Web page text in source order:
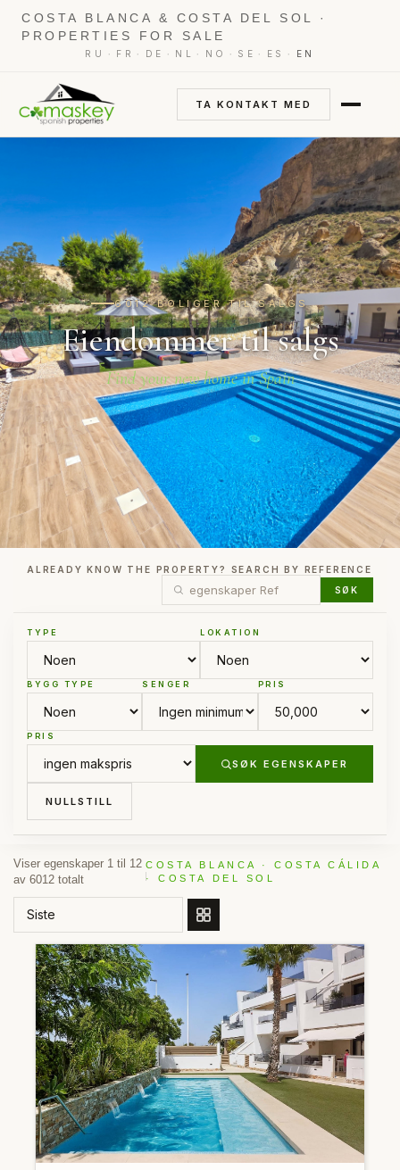
COSTA BLANCA & COSTA DEL SOL ·
PROPERTIES FOR SALE
RU · FR · DE · NL · NO · SE · ES · EN
TA KONTAKT MED
6012 BOLIGER TIL SALGS
Eiendommer til salgs
Find your new home in Spain
ALREADY KNOW THE PROPERTY? SEARCH BY REFERENCE
SØK
TYPE LOKATION
BYGG TYPE SENGER PRIS
PRIS
SØK EGENSKAPER
NULLSTILL
Viser egenskaper 1 til 12
av 6012 totalt
COSTA BLANCA · COSTA CÁLIDA
· COSTA DEL SOL
BESTILL ETTER